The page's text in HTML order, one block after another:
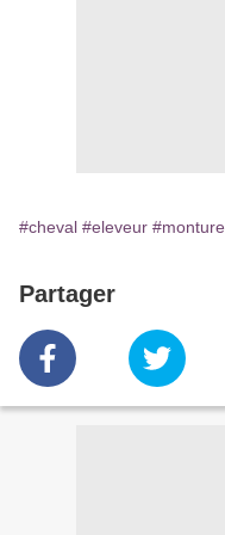
#cheval #eleveur #monture
Partager